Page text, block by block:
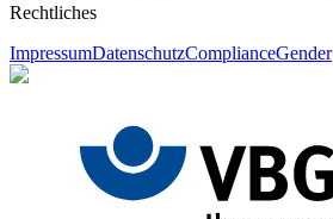
Rechtliches
ImpressumDatenschutzComplianceGender